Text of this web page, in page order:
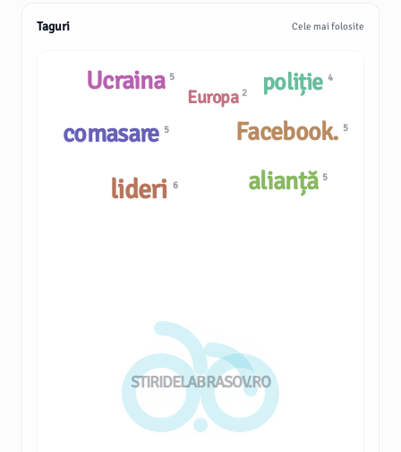
Taguri Cele mai folosite
STIRIDELABRASOV.RO
alianță 5
comasare 5
lideri 6
Facebook. 5
Europa 2
Ucraina 5 poliție 4